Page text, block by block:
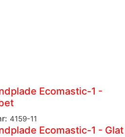
Ecomastic-1 -
4159-11
Ecomastic-1 - Glat